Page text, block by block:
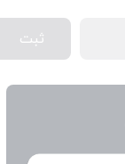
ثبت